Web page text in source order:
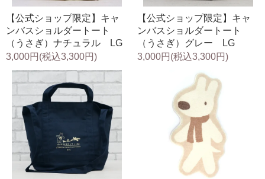
【公式ショップ限定】キャ
ンバスショルダートート
（うさぎ）ナチュラル LG
3,000円(税込3,300円)
【公式ショップ限定】キャ
ンバスショルダートート
（うさぎ）グレー LG
3,000円(税込3,300円)